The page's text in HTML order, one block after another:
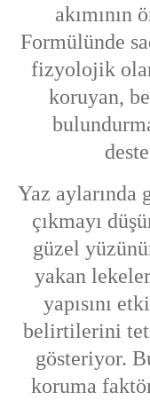
akımının
Formülünde
fizyolojik
koruyan,
Yaz aylarında
çıkmayı
güzel
yakan
yapısını
belirtilerini
gösteriyor.
koruma